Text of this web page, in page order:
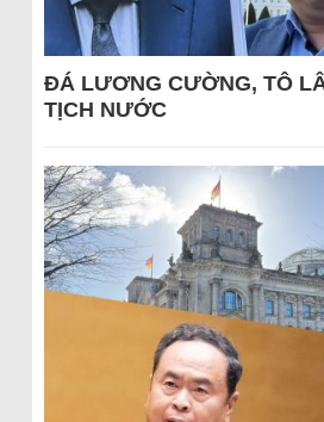
ĐÁ LƯƠNG CƯỜNG, TÔ
TỊCH NƯỚC